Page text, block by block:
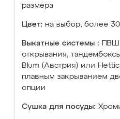
размера
Цвет: на выбор, более
Выкатные системы :
открывания,
Blum (Австрия) или
плавным закрыванием
опции
Сушка для посуды: